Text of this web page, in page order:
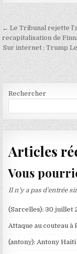
Navigation
de
l’article
← Le Tribunal rejette
recapitalisation de
Sur internet : Trump
Rechercher
Articles
Vous
Il n’y a pas d’entrée
(Sarcelles): 30 juillet
Attaque au couteau à
(antony): Antony